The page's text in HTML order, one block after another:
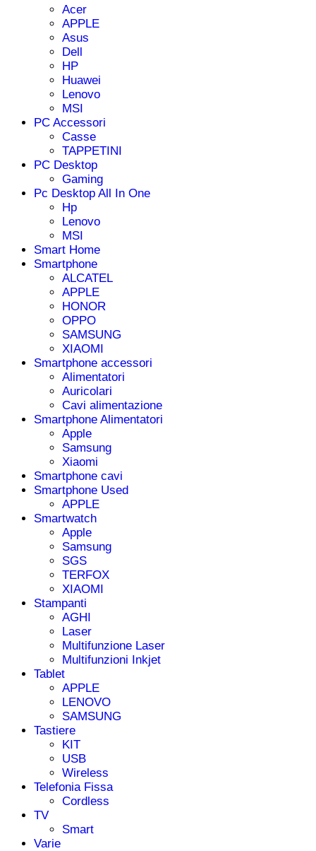
Acer
APPLE
Asus
Dell
HP
Huawei
Lenovo
MSI
PC Accessori
Casse
TAPPETINI
PC Desktop
Gaming
Pc Desktop All In One
Hp
Lenovo
MSI
Smart Home
Smartphone
ALCATEL
APPLE
HONOR
OPPO
SAMSUNG
XIAOMI
Smartphone accessori
Alimentatori
Auricolari
Cavi alimentazione
Smartphone Alimentatori
Apple
Samsung
Xiaomi
Smartphone cavi
Smartphone Used
APPLE
Smartwatch
Apple
Samsung
SGS
TERFOX
XIAOMI
Stampanti
AGHI
Laser
Multifunzione Laser
Multifunzioni Inkjet
Tablet
APPLE
LENOVO
SAMSUNG
Tastiere
KIT
USB
Wireless
Telefonia Fissa
Cordless
TV
Smart
Varie